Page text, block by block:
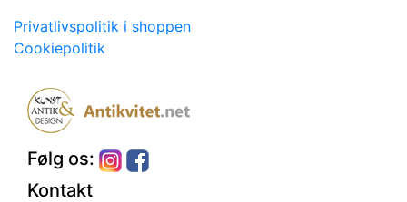
Privatlivspolitik i shoppen
Cookiepolitik
Følg os:
Kontakt